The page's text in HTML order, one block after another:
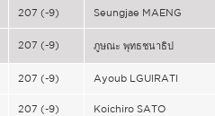
207 (-9) Seungjae MAENG
207 (-9) ภูษณะ พุทธชนาธิป
207 (-9) Ayoub LGUIRATI
207 (-9) Koichiro SATO